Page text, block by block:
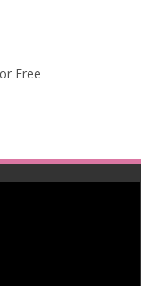
Free